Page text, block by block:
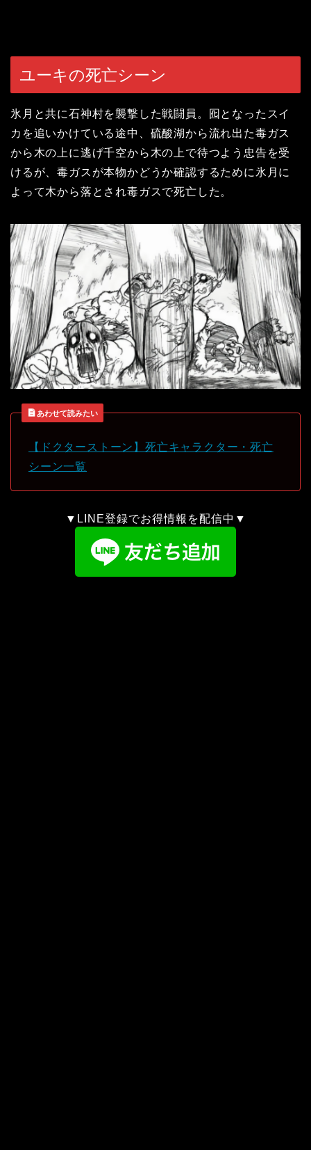
ユーキの死亡シーン
氷月と共に石神村を襲撃した戦闘員。囮となったスイ
カを追いかけている途中、硫酸湖から流れ出た毒ガス
から木の上に逃げ千空から木の上で待つよう忠告を受
けるが、毒ガスが本物かどうか確認するために氷月に
よって木から落とされ毒ガスで死亡した。
あわせて読みたい
【ドクターストーン】死亡キャラクター・死亡
シーン一覧
▼LINE登録でお得情報を配信中▼